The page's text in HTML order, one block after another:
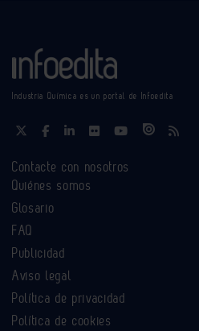
Industria Química es un portal de Infoedita
Contacte con nosotros
Quiénes somos
Glosario
FAQ
Publicidad
Aviso legal
Política de privacidad
Política de cookies